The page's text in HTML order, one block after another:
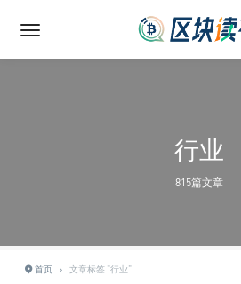
行业
815篇文章
首页 › 文章标签 "行业"